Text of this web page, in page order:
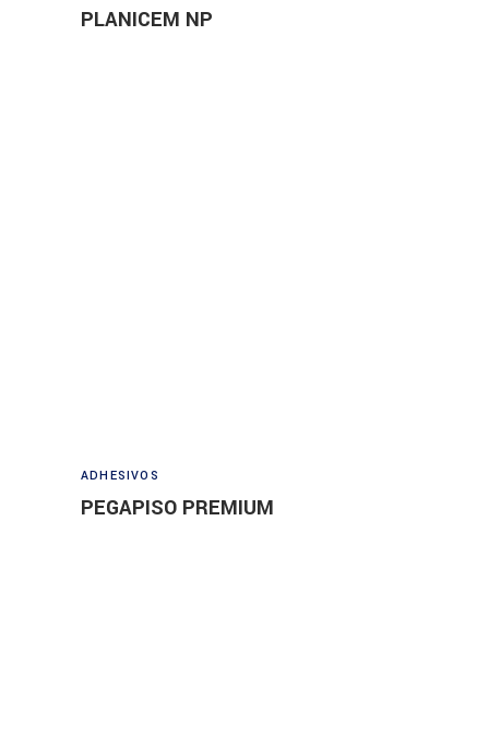
PLANICEM NP
ADHESIVOS
PEGAPISO PREMIUM